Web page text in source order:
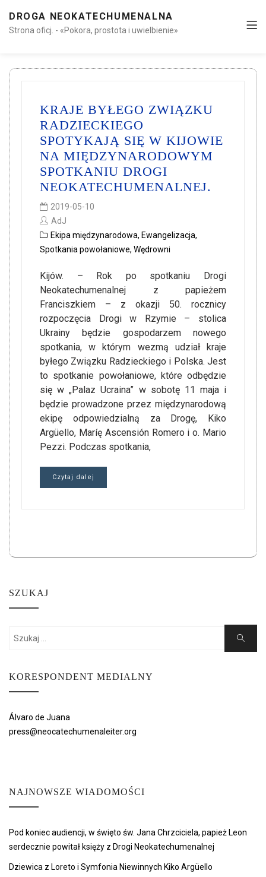
DROGA NEOKATECHUMENALNA
Strona oficj. - «Pokora, prostota i uwielbienie»
KRAJE BYŁEGO ZWIĄZKU
RADZIECKIEGO
SPOTYKAJĄ SIĘ W KIJOWIE
NA MIĘDZYNARODOWYM
SPOTKANIU DROGI
NEOKATECHUMENALNEJ.
2019-05-10
AdJ
Ekipa międzynarodowa, Ewangelizacja,
Spotkania powołaniowe, Wędrowni
Kijów. – Rok po spotkaniu Drogi
Neokatechumenalnej z papieżem
Franciszkiem – z okazji 50. rocznicy
rozpoczęcia Drogi w Rzymie – stolica
Ukrainy będzie gospodarzem nowego
spotkania, w którym wezmą udział kraje
byłego Związku Radzieckiego i Polska. Jest
to spotkanie powołaniowe, które odbędzie
się w „Palaz Ucraina” w sobotę 11 maja i
będzie prowadzone przez międzynarodową
ekipę odpowiedzialną za Drogę, Kiko
Argüello, Maríę Ascensión Romero i o. Mario
Pezzi. Podczas spotkania,
Czytaj dalej
SZUKAJ
Search
Search
KORESPONDENT MEDIALNY
Álvaro de Juana
press@neocatechumenaleiter.org
NAJNOWSZE WIADOMOŚCI
Pod koniec audiencji, w święto św. Jana Chrzciciela, papież Leon
serdecznie powitał księży z Drogi Neokatechumenalnej
Dziewica z Loreto i Symfonia Niewinnych Kiko Argüello